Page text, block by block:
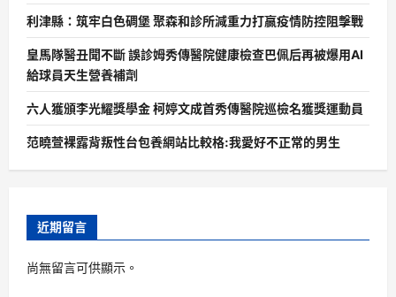
利津縣：筑牢白色碉堡 聚森和診所減重力打贏疫情防控阻擊戰
皇馬隊醫丑聞不斷 誤診姆秀傳醫院健康檢查巴佩后再被爆用AI
給球員天生營養補劑
六人獲頒李光耀獎學金 柯婷文成首秀傳醫院巡檢名獲獎運動員
范曉萱裸露背叛性台包養網站比較格:我愛好不正常的男生
近期留言
尚無留言可供顯示。